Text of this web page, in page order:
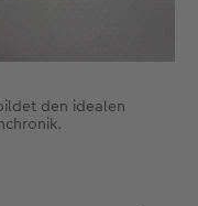
den idealen